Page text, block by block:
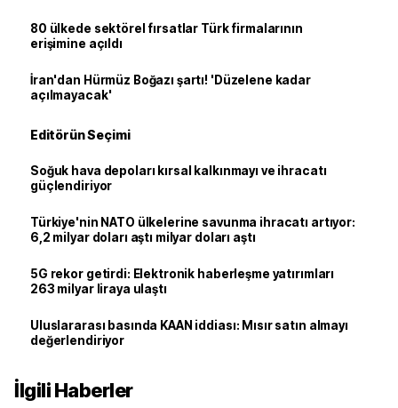
80 ülkede sektörel fırsatlar Türk firmalarının
erişimine açıldı
İran'dan Hürmüz Boğazı şartı! 'Düzelene kadar
açılmayacak'
Editörün Seçimi
Soğuk hava depoları kırsal kalkınmayı ve ihracatı
güçlendiriyor
Türkiye'nin NATO ülkelerine savunma ihracatı artıyor:
6,2 milyar doları aştı milyar doları aştı
5G rekor getirdi: Elektronik haberleşme yatırımları
263 milyar liraya ulaştı
Uluslararası basında KAAN iddiası: Mısır satın almayı
değerlendiriyor
İlgili Haberler